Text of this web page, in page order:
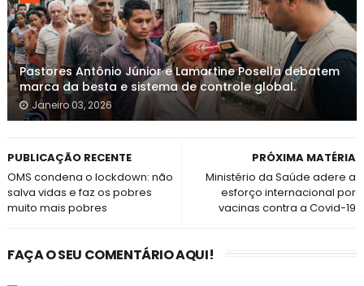
Pastores Antônio Júnior e Lamartine Posella debatem
marca da besta e sistema de controle global.
Janeiro 03, 2026
PRÓXIMA MATÉRIA
Ministério da Saúde adere a
esforço internacional por
vacinas contra a Covid-19
PUBLICAÇÃO RECENTE
OMS condena o lockdown: não
salva vidas e faz os pobres
muito mais pobres
FAÇA O SEU COMENTÁRIO AQUI!